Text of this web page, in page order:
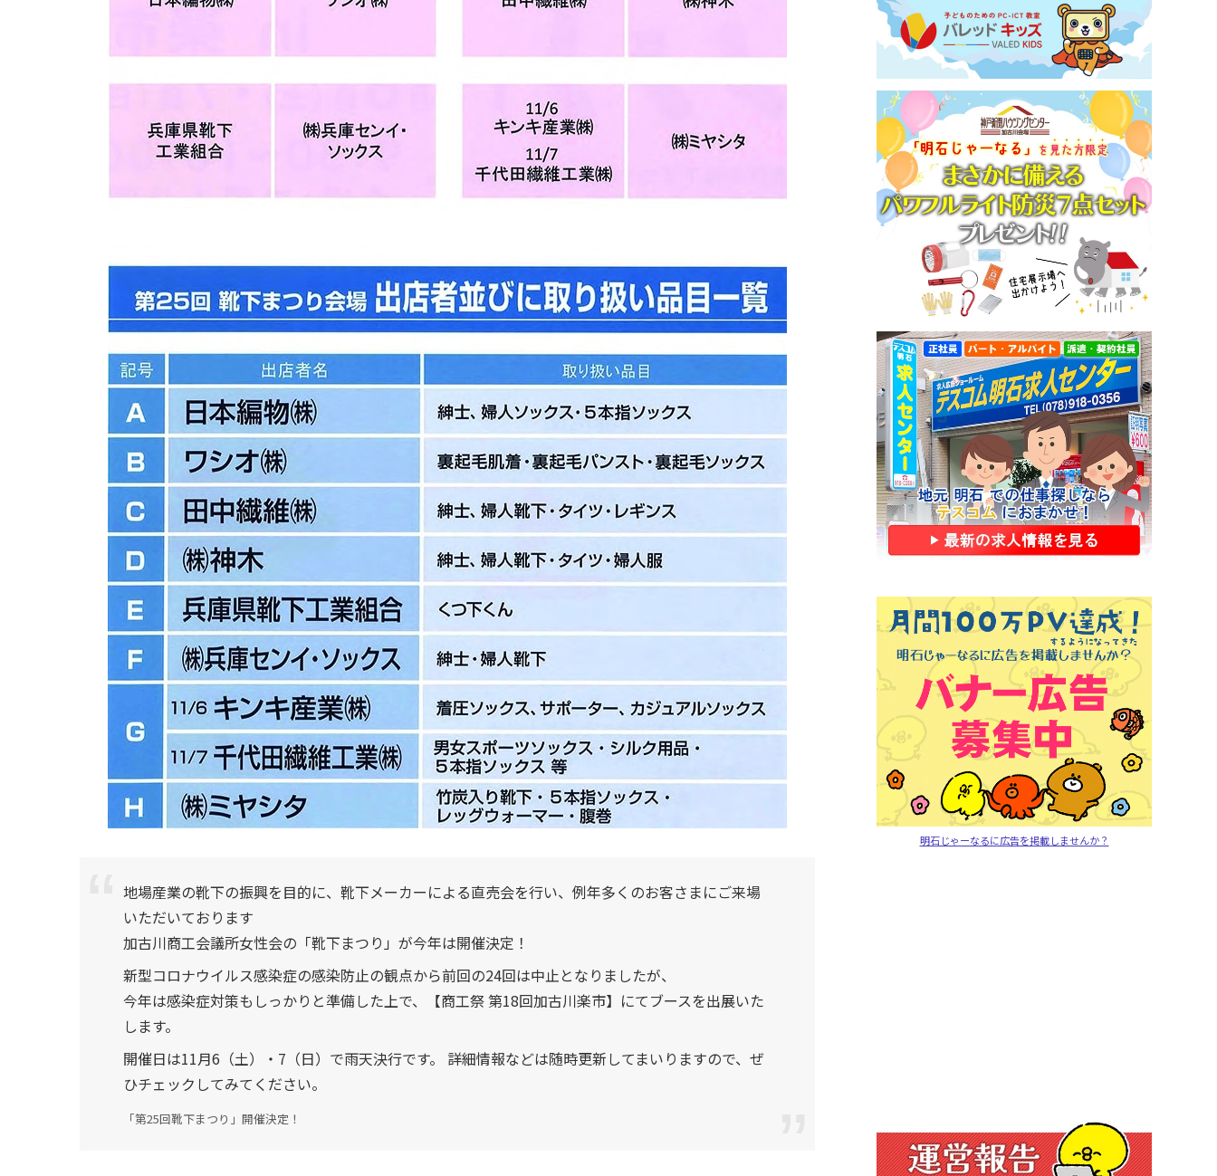
地場産業の靴下の振興を目的に、靴下メーカーによる直売会を行い、例年多くのお客さまにご来場
いただいております
加古川商工会議所女性会の「靴下まつり」が今年は開催決定！
新型コロナウイルス感染症の感染防止の観点から前回の24回は中止となりましたが、
今年は感染症対策もしっかりと準備した上で、【商工祭 第18回加古川楽市】にてブースを出展いた
します。
開催日は11月6（土）・7（日）で雨天決行です。 詳細情報などは随時更新してまいりますので、ぜ
ひチェックしてみてください。
「第25回靴下まつり」開催決定！
明石じゃーなるに広告を掲載しませんか？